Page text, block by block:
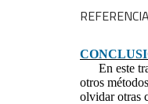
En este
otros
olvidar otras